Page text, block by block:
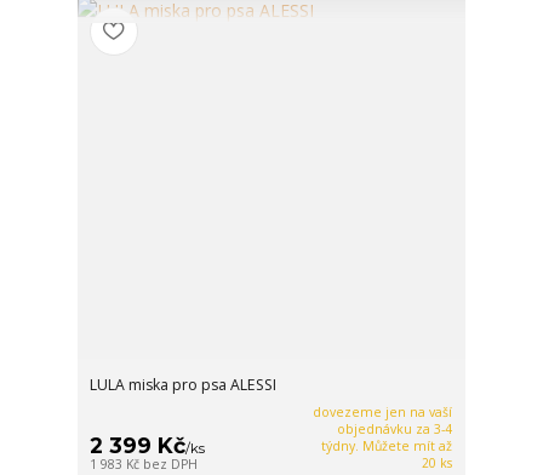
LULA miska pro psa ALESSI
2 399 Kč/ks
1 983 Kč bez DPH
dovezeme jen na vaší
objednávku za 3-4
týdny. Můžete mít až
20 ks